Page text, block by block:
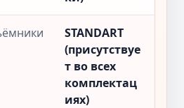
STANDART
(присутствуе
т во всех
комплектац
иях)